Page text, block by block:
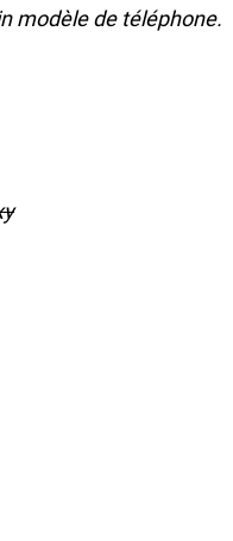
modèle de téléphone.